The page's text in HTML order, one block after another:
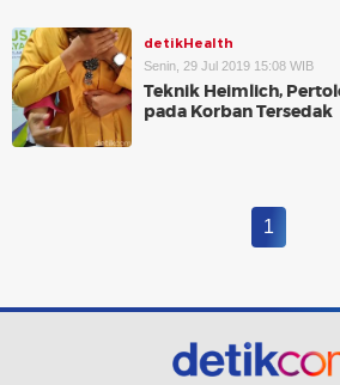
detikHealth
Senin, 29 Jul 2019 15:08 WIB
Teknik Heimlich,
pada Korban Tersedak
1